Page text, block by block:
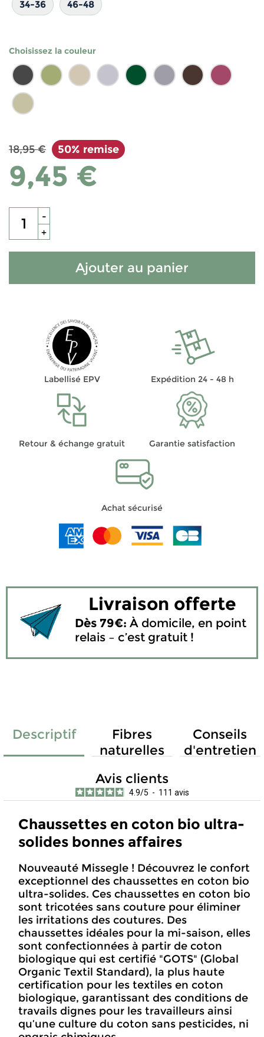
34-36 46-48
Choisissez la couleur
18,95 € 50% remise
9,45 €
-
+
Ajouter au panier
Labellisé EPV Expédition 24 - 48 h
Retour & échange gratuit Garantie satisfaction
Achat sécurisé
Livraison offerte
Dès 79€: À domicile, en point
relais – c’est gratuit !
Descriptif
Chaussettes en coton bio ultra-
solides bonnes affaires
Nouveauté Missegle ! Découvrez le confort
exceptionnel des chaussettes en coton bio
ultra-solides. Ces chaussettes en coton bio
sont tricotées sans couture pour éliminer
les irritations des coutures. Des
chaussettes idéales pour la mi-saison, elles
sont confectionnées à partir de coton
biologique qui est certifié "GOTS" (Global
Organic Textil Standard), la plus haute
certification pour les textiles en coton
biologique, garantissant des conditions de
travails dignes pour les travailleurs ainsi
qu’une culture du coton sans pesticides, ni
Fibres
naturelles
Conseils
d'entretien
Avis clients
4.9/5 - 111 avis